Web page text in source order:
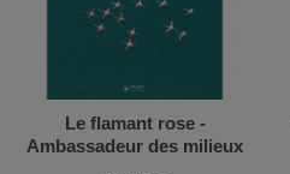
Le flamant rose -
Ambassadeur des milieux